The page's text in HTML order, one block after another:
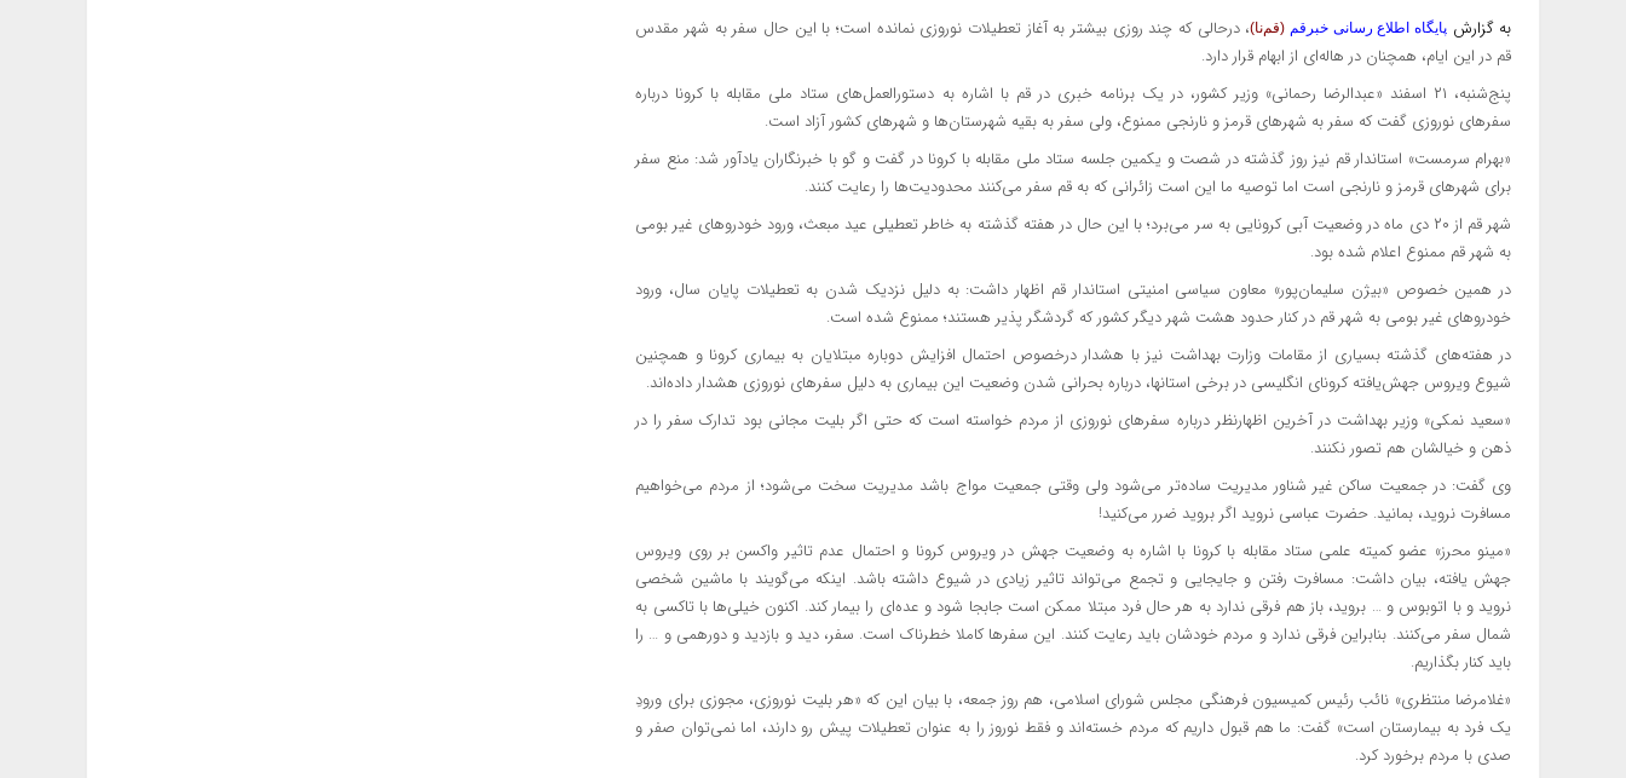
به گزارش پایگاه اطلاع رسانی خبرقم (قم‌نا)
، درحالی که چند روزی بیشتر به آغاز تعطیلات نوروزی نمانده است؛ با این حال سفر به شهر مقدس
قم در این ایام، همچنان در هاله‌ای از ابهام قرار دارد.
پنج‌شنبه، ۲۱ اسفند «عبدالرضا رحمانی» وزیر کشور، در یک برنامه خبری در قم با اشاره به دستورالعمل‌های ستاد ملی مقابله با کرونا درباره
سفرهای نوروزی گفت که سفر به شهرهای قرمز و نارنجی ممنوع، ولی سفر به بقیه شهرستان‌ها و شهرهای کشور آزاد است.
«بهرام سرمست» استاندار قم نیز روز گذشته در شصت و یکمین جلسه ستاد ملی مقابله با کرونا در گفت و گو با خبرنگاران یادآور شد: منع سفر
برای شهرهای قرمز و نارنجی است اما توصیه ما این است زائرانی که به قم سفر می‌کنند محدودیت‌ها را رعایت کنند.
شهر قم از ۲۰ دی ماه در وضعیت آبی کرونایی به سر می‌برد؛ با این حال در هفته گذشته به خاطر تعطیلی عید مبعث، ورود خودروهای غیر بومی
به شهر قم ممنوع اعلام شده بود.
در همین خصوص «بیژن سلیمان‌پور» معاون سیاسی امنیتی استاندار قم اظهار داشت: به دلیل نزدیک شدن به تعطیلات پایان سال، ورود
خودروهای غیر بومی به شهر قم در کنار حدود هشت شهر دیگر کشور که گردشگر پذیر هستند؛ ممنوع شده‌ است.
در هفته‌های گذشته بسیاری از مقامات وزارت بهداشت نیز با هشدار درخصوص احتمال افزایش دوباره مبتلایان به بیماری کرونا و همچنین
شیوع ویروس‌ جهش‌یافته کرونای انگلیسی در برخی استانها، درباره بحرانی‌ شدن وضعیت این بیماری به دلیل سفرهای نوروزی هشدار داده‌اند.
«سعید نمکی» وزیر بهداشت در آخرین اظهارنظر درباره سفرهای نوروزی از مردم خواسته است که حتی اگر بلیت مجانی بود تدارک سفر را در
ذهن و خیالشان هم تصور نکنند.
وی گفت: در جمعیت ساکن غیر شناور مدیریت ساده‌تر می‌شود ولی وقتی جمعیت مواج باشد مدیریت سخت می‌شود؛ از مردم می‌خواهیم
مسافرت نروید، بمانید. حضرت عباسی نروید اگر بروید ضرر می‌کنید!
«مینو محرز» عضو کمیته علمی ستاد مقابله با کرونا با اشاره به وضعیت جهش در ویروس کرونا و احتمال عدم تاثیر واکسن بر روی ویروس
جهش یافته، بیان داشت: مسافرت رفتن و جایجایی و تجمع می‌تواند تاثیر زیادی در شیوع داشته باشد. اینکه می‌گویند با ماشین شخصی
نروید و با اتوبوس و … بروید، باز هم فرقی ندارد به هر حال فرد مبتلا ممکن است جابجا شود و عده‌ای را بیمار کند. اکنون خیلی‌ها با تاکسی به
شمال سفر می‌کنند. بنابراین فرقی ندارد و مردم خودشان باید رعایت کنند. این سفرها کاملا خطرناک است. سفر، دید و بازدید و دورهمی و … را
باید کنار بگذاریم.
«غلامرضا منتظری» نائب رئیس کمیسیون فرهنگی مجلس شورای اسلامی، هم روز جمعه، با بیان این که «هر بلیت نوروزی، مجوزی برای ورودِ
یک فرد به بیمارستان است» گفت: ما هم قبول داریم که مردم خسته‌اند و فقط نوروز را به عنوان تعطیلات پیش رو دارند، اما نمی‌توان صفر و
صدی با مردم برخورد کرد.